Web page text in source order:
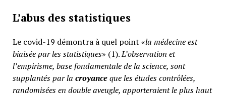
L’abus des statistiques
Le covid-19 démontra à quel point «la médecine est
biaisée par les statistiques» (1).L’observation et
l’empirisme, base fondamentale de la science, sont
supplantés par la croyanceque les études contrôlées,
randomisées en double aveugle, apporteraient le plus haut